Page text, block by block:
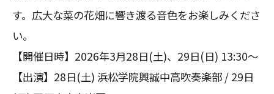
す。広大な菜の花畑に響き渡る音色をお楽しみくださ
い。
【開催日時】2026年3月28日(土)、29日(日) 13:30～
【出演】28日(土) 浜松学院興誠中高吹奏楽部 / 29日